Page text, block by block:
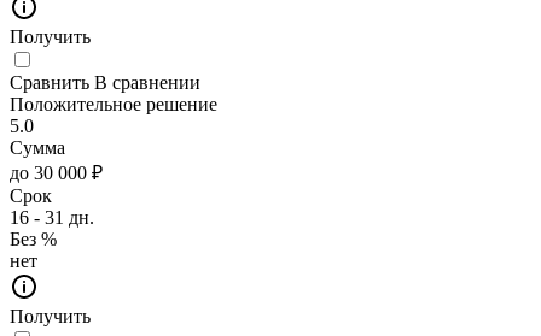
Получить
Сравнить В сравнении
Положительное решение
5.0
Сумма
до 30 000 ₽
Срок
16 - 31 дн.
Без %
нет
Получить